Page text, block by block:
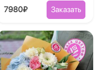
7980₽ Заказать